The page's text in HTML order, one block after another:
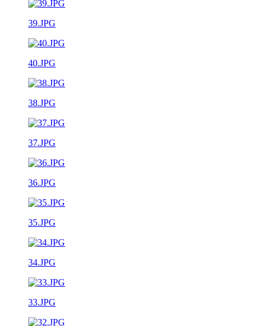
39.JPG
40.JPG
38.JPG
37.JPG
36.JPG
35.JPG
34.JPG
33.JPG